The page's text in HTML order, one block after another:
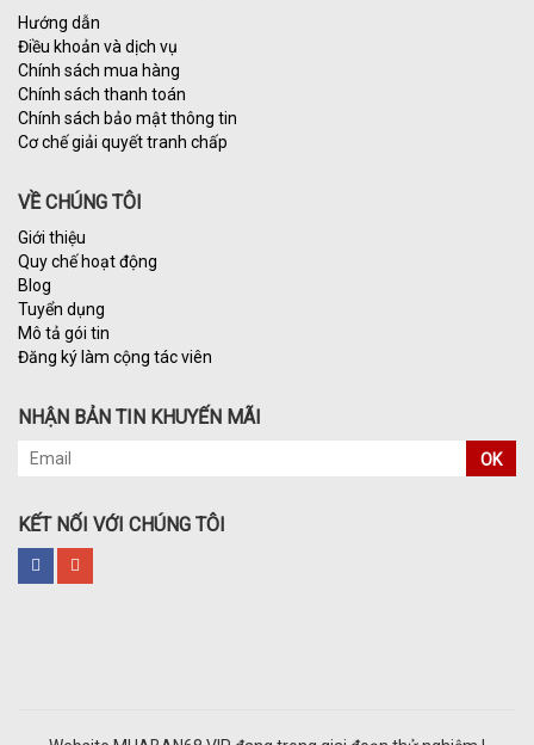
Hướng dẫn
Điều khoản và dịch vụ
Chính sách mua hàng
Chính sách thanh toán
Chính sách bảo mật thông tin
Cơ chế giải quyết tranh chấp
VỀ CHÚNG TÔI
Giới thiệu
Quy chế hoạt động
Blog
Tuyển dụng
Mô tả gói tin
Đăng ký làm cộng tác viên
NHẬN BẢN TIN KHUYẾN MÃI
OK
KẾT NỐI VỚI CHÚNG TÔI